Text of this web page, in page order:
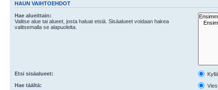
HAUN VAIHTOEHDOT
Hae alueittain:
Valitse alue tai alueet, josta haluat etsiä. Sisäalueet voidaan hakea
valitsemalla se alapuolelta.
Etsi sisäalueet:
Hae täältä: